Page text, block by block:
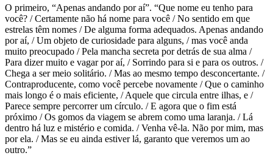
O primeiro, “Apenas andando por aí”. “Que nome eu tenho para
você? / Certamente não há nome para você / No sentido em que
estrelas têm nomes / De alguma forma adequados. Apenas andando
por aí, / Um objeto de curiosidade para alguns, / mas você anda
muito preocupado / Pela mancha secreta por detrás de sua alma /
Para dizer muito e vagar por aí, / Sorrindo para si e para os outros. /
Chega a ser meio solitário. / Mas ao mesmo tempo desconcertante. /
Contraproducente, como você percebe novamente / Que o caminho
mais longo é o mais eficiente, / Aquele que circula entre ilhas, e /
Parece sempre percorrer um círculo. / E agora que o fim está
próximo / Os gomos da viagem se abrem como uma laranja. / Lá
dentro há luz e mistério e comida. / Venha vê-la. Não por mim, mas
por ela. / Mas se eu ainda estiver lá, garanto que veremos um ao
outro.”